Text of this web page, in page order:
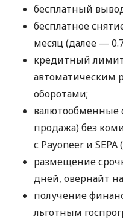
бесплатный
бесплатное
месяц (далее —
кредитный
автоматическим
оборотами;
валютообменные
продажа) без
с Payoneer и
размещение
дней, овернайт
получение
льготным